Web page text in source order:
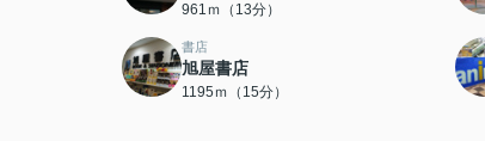
961ｍ（13分）
書店
旭屋書店
1195ｍ（15分）